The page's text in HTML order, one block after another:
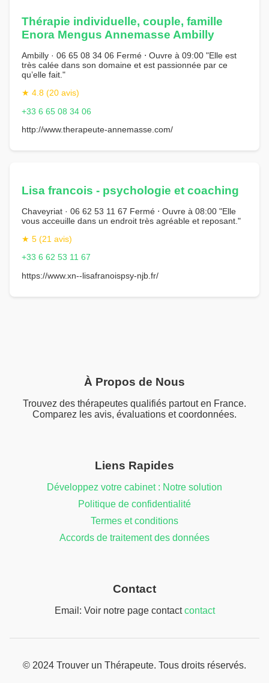
Thérapie individuelle, couple, famille
Enora Mengus Annemasse Ambilly
Ambilly · 06 65 08 34 06 Fermé ⋅ Ouvre à 09:00 "Elle est
très calée dans son domaine et est passionnée par ce
qu’elle fait."
★ 4.8 (20 avis)
+33 6 65 08 34 06
http://www.therapeute-annemasse.com/
Lisa francois - psychologie et coaching
Chaveyriat · 06 62 53 11 67 Fermé ⋅ Ouvre à 08:00 "Elle
vous acceuille dans un endroit très agréable et reposant."
★ 5 (21 avis)
+33 6 62 53 11 67
https://www.xn--lisafranoispsy-njb.fr/
À Propos de Nous
Trouvez des thérapeutes qualifiés partout en France.
Comparez les avis, évaluations et coordonnées.
Liens Rapides
Développez votre cabinet : Notre solution
Politique de confidentialité
Termes et conditions
Accords de traitement des données
Contact
Email: Voir notre page contactcontact
© 2024 Trouver un Thérapeute. Tous droits réservés.